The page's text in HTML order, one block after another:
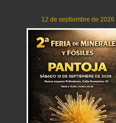
12 de septiembre de 2026